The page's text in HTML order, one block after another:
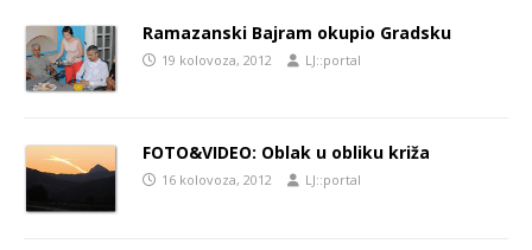
Ramazanski Bajram okupio Gradsku
19 kolovoza, 2012 LJ::portal
FOTO&VIDEO: Oblak u obliku križa
16 kolovoza, 2012 LJ::portal